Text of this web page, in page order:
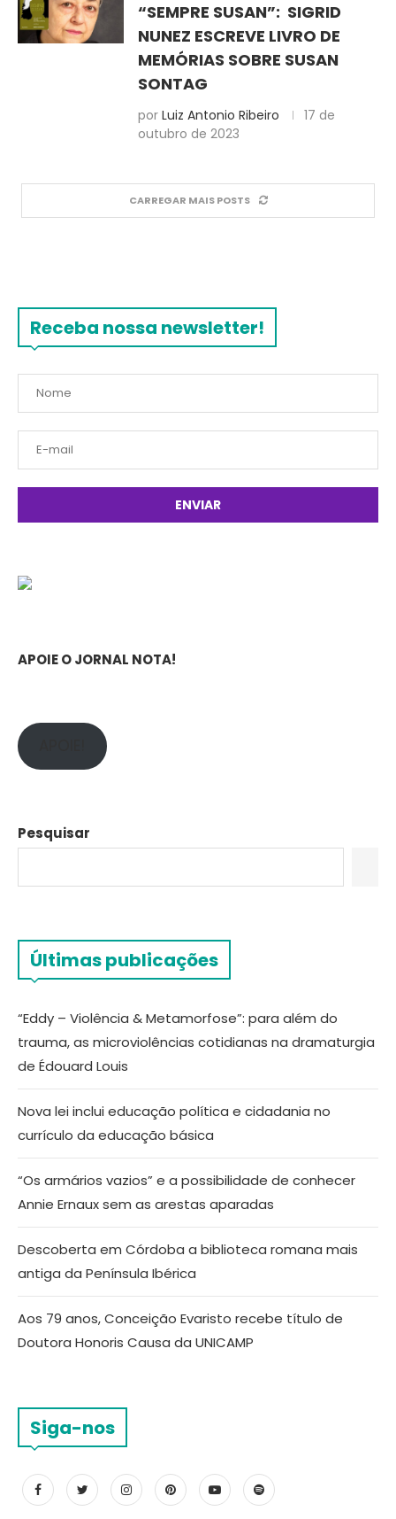
“SEMPRE SUSAN”: SIGRID
NUNEZ ESCREVE LIVRO DE
MEMÓRIAS SOBRE SUSAN
SONTAG
por Luiz Antonio Ribeiro
17 de
outubro de 2023
CARREGAR MAIS POSTS
Receba nossa newsletter!
APOIE O JORNAL NOTA!
Pesquisar
Últimas publicações
“Eddy – Violência & Metamorfose”: para além do
trauma, as microviolências cotidianas na dramaturgia
de Édouard Louis
Nova lei inclui educação política e cidadania no
currículo da educação básica
“Os armários vazios” e a possibilidade de conhecer
Annie Ernaux sem as arestas aparadas
Descoberta em Córdoba a biblioteca romana mais
antiga da Península Ibérica
Aos 79 anos, Conceição Evaristo recebe título de
Doutora Honoris Causa da UNICAMP
Siga-nos